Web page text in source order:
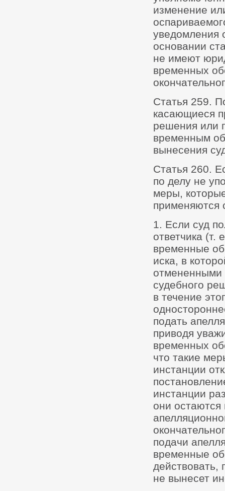
изменение
уведомления
основании
не имеют
временных
Статья 259.
касающиеся
решения или
временным
вынесения
Статья 260.
по делу не
меры,
применяются
1. Если суд
ответчика (т.
временные
иска, в
отмененными
судебного
в течение
подать
приводя
временных
что такие
инстанции
инстанции
они остаются
подачи
временные
действовать,
не вынесет